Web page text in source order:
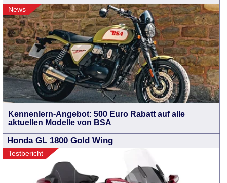
News
Kennenlern-Angebot: 500 Euro Rabatt auf alle
aktuellen Modelle von BSA
Honda GL 1800 Gold Wing
Testbericht